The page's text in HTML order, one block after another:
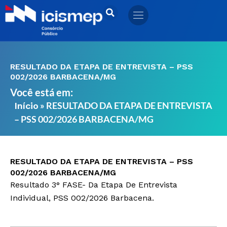
Ir
para
RESULTADO DA ETAPA DE ENTREVISTA – PSS
002/2026 BARBACENA/MG
Você está em:
Início » RESULTADO DA ETAPA DE ENTREVISTA
– PSS 002/2026 BARBACENA/MG
RESULTADO DA ETAPA DE ENTREVISTA – PSS
002/2026 BARBACENA/MG
Resultado 3° FASE- Da Etapa De Entrevista
Individual, PSS 002/2026 Barbacena.